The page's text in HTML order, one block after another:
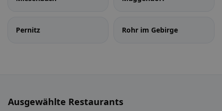
Pernitz Rohr im Gebirge
Ausgewählte Restaurants